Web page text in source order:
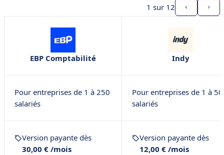
• L'heure de troquer vos calculatrices pour un logiciel
1 sur 12
EBP Comptabilité Indy
Pour entreprises de 1 à 250
salariés
Pour entreprises de 1 à 50
salariés
Version payante dès
30,00 € /mois
Version payante dès
12,00 € /mois